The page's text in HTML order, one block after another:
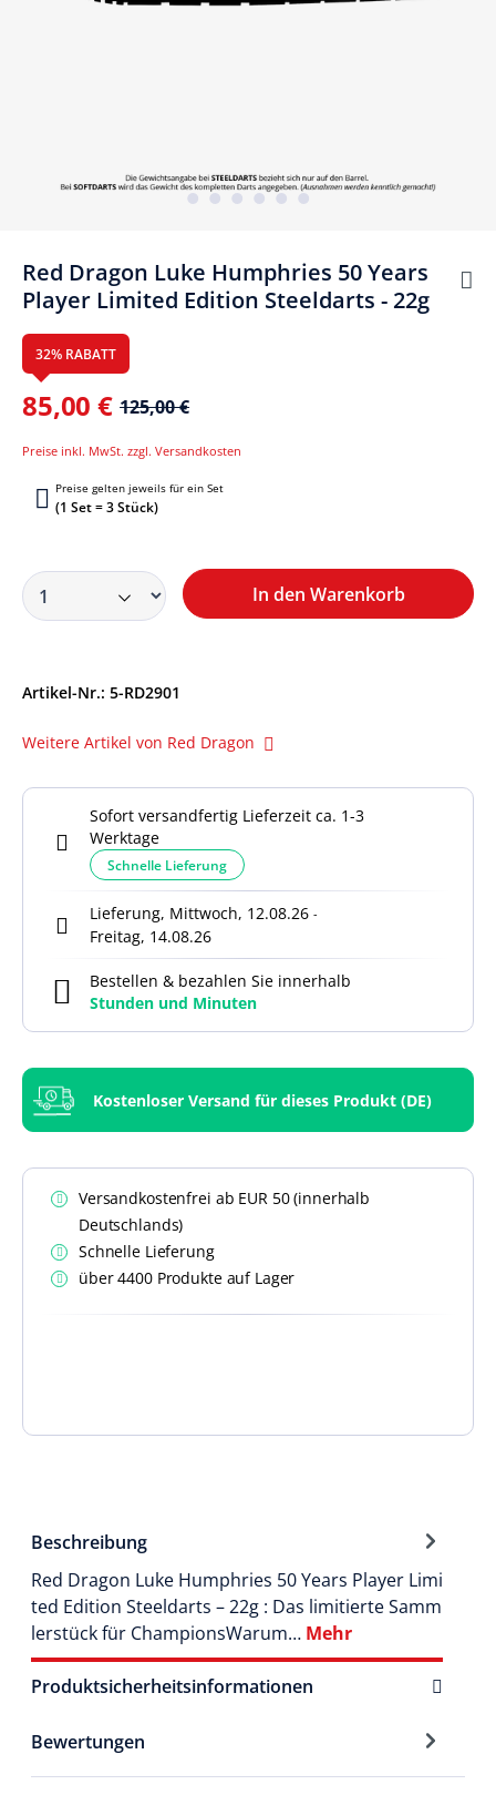
Beschreibung
Red Dragon Luke Humphries 50 Years Player Limi
ted Edition Steeldarts – 22g : Das limitierte Samm
lerstück für ChampionsWarum… Mehr
Produktsicherheitsinformationen
Bewertungen
Red Dragon Luke Humphries 50 Years
Player Limited Edition Steeldarts - 22g
32% RABATT
85,00 € 125,00 €
Preise inkl. MwSt. zzgl. Versandkosten
Preise gelten jeweils für ein Set
(1 Set = 3 Stück)
In den Warenkorb
Artikel-Nr.: 5-RD2901
Weitere Artikel von Red Dragon
Sofort versandfertig Lieferzeit ca. 1-3
Werktage
Schnelle Lieferung
Lieferung, Mittwoch, 12.08.26 -
Freitag, 14.08.26
Bestellen & bezahlen Sie innerhalb
Stunden und Minuten
Kostenloser Versand für dieses Produkt (DE)
Versandkostenfrei ab EUR 50 (innerhalb
Deutschlands)
Schnelle Lieferung
über 4400 Produkte auf Lager